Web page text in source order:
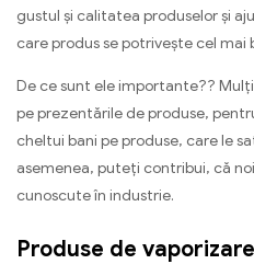
gustul și calitatea produselor și
care produs se potrivește cel mai
De ce sunt ele importante??
pe prezentările de produse,
cheltui bani pe produse, care le
asemenea, puteți contribui, că
cunoscute în industrie.
Produse de